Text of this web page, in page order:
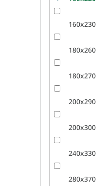
160x230
180x260
180x270
200x290
200x300
240x330
280x370